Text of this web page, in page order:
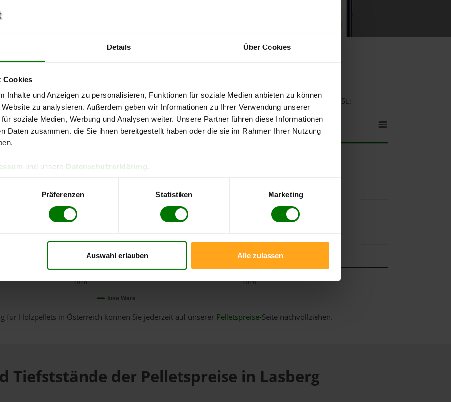
Details Über Cookies
Cookies
Inhalte und Anzeigen zu personalisieren, Funktionen für soziale Medien anbieten zu können
zu analysieren. Außerdem geben wir Informationen zu Ihrer Verwendung unserer
soziale Medien, Werbung und Analysen weiter. Unsere Partner führen diese Informationen
Daten zusammen, die Sie ihnen bereitgestellt haben oder die sie im Rahmen Ihrer Nutzung
und unsere Datenschutzerklärung
Präferenzen Statistiken Marketing
Auswahl erlauben Alle zulassen
Holzpellets-Chart für Lasberg
bei Abnahmevon 6 Tonnen loser Warein DINplus-/ENplus-Qualität bei einer Lieferstelle inkl. MwSt.:
lose Ware
2026
2026
für Holzpellets in Österreich können Sie jederzeit auf unserer Pelletspreise-Seite nachvollziehen.
Tiefststände der Pelletspreise in Lasberg